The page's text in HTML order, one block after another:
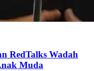
RedTalks Wadah
Muda